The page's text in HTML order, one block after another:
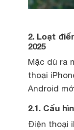
2. Loạt
2025
Mặc dù ra
thoại
Android
2.1. Cấu
Điện thoại